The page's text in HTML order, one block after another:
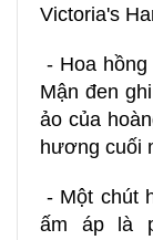
Victoria's
- Hoa
Mận đen
ảo của
hương cuối
- Một chút
ấm áp là